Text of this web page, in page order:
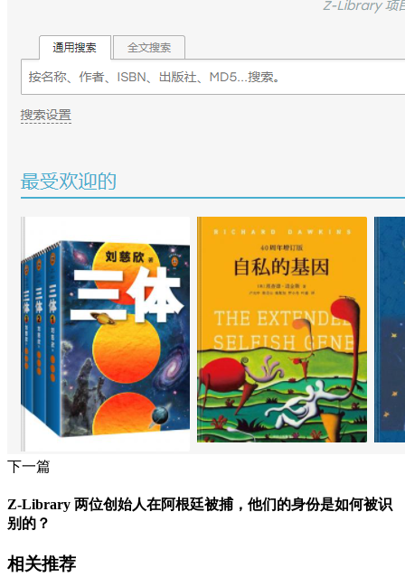
下一篇
Z-Library 两位创始人在阿根廷被捕，他们的身份是如何被识
别的？
相关推荐